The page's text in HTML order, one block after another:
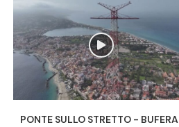
PONTE SULLO STRETTO - BUFERA